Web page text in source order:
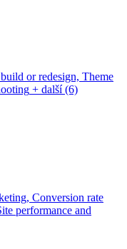
or redesign, Theme
+ další (6)
Conversion rate
performance and